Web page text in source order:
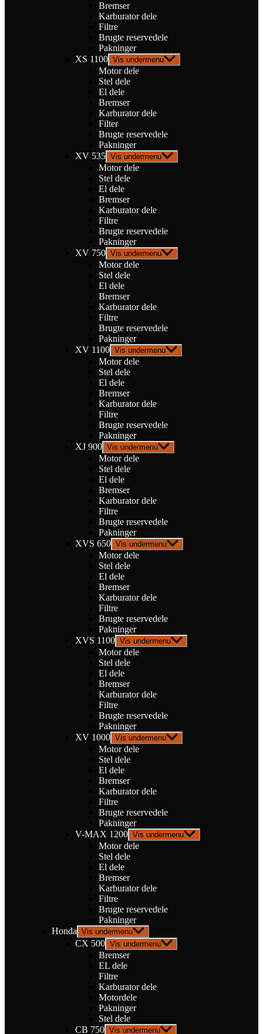
Bremser
Karburator dele
Filtre
Brugte reservedele
Pakninger
XS 1100 Vis undermenu
Motor dele
Stel dele
El dele
Bremser
Karburator dele
Filter
Brugte reservedele
Pakninger
XV 535 Vis undermenu
Motor dele
Stel dele
El dele
Bremser
Karburator dele
Filtre
Brugte reservedele
Pakninger
XV 750 Vis undermenu
Motor dele
Stel dele
El dele
Bremser
Karburator dele
Filtre
Brugte reservedele
Pakninger
XV 1100 Vis undermenu
Motor dele
Stel dele
El dele
Bremser
Karburator dele
Filtre
Brugte reservedele
Pakninger
XJ 900 Vis undermenu
Motor dele
Stel dele
El dele
Bremser
Karburator dele
Filtre
Brugte reservedele
Pakninger
XVS 650 Vis undermenu
Motor dele
Stel dele
El dele
Bremser
Karburator dele
Filtre
Brugte reservedele
Pakninger
XVS 1100 Vis undermenu
Motor dele
Stel dele
El dele
Bremser
Karburator dele
Filtre
Brugte reservedele
Pakninger
XV 1000 Vis undermenu
Motor dele
Stel dele
El dele
Bremser
Karburator dele
Filtre
Brugte reservedele
Pakninger
V-MAX 1200 Vis undermenu
Motor dele
Stel dele
El dele
Bremser
Karburator dele
Filtre
Brugte reservedele
Pakninger
Honda Vis undermenu
CX 500 Vis undermenu
Bremser
EL dele
Filtre
Karburator dele
Motordele
Pakninger
Stel dele
CB 750 Vis undermenu